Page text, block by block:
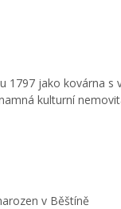
1797 jako kovárna
kulturní
v Běštíně